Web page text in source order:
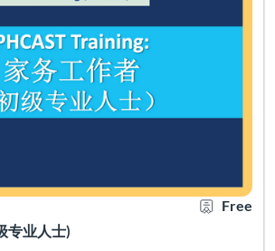
专业人士)
Free